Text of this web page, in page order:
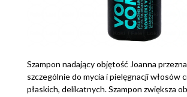
Szampon nadający objętość Joanna
szczególnie do mycia i pielęgnacji włosów
płaskich, delikatnych. Szampon zwiększa